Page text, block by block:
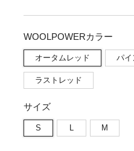
WOOLPOWERカラー
オータムレッド パイ
ラストレッド
サイズ
S L M